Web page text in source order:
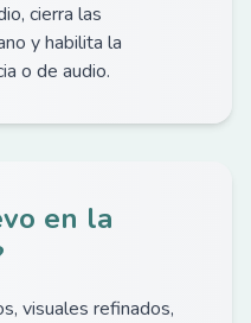
cierra las
y habilita la
o de audio.
en la
visuales refinados,